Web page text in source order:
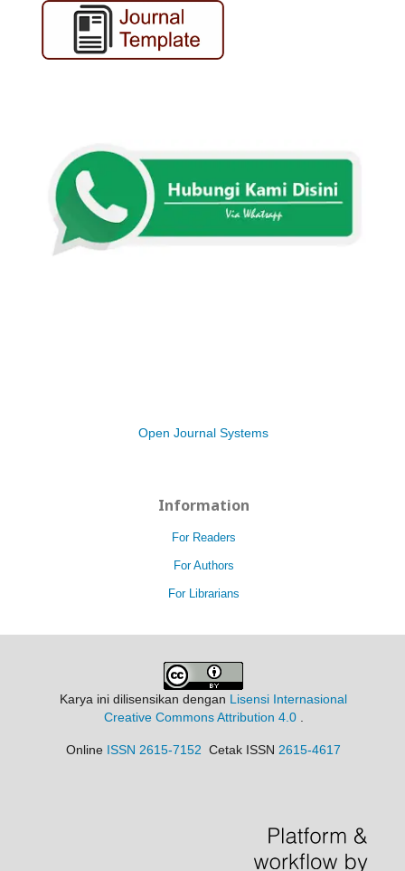
Open Journal Systems
Information
For Readers
For Authors
For Librarians
Karya ini dilisensikan dengan Lisensi Internasional
Creative Commons Attribution 4.0.
Online ISSN 2615-7152 Cetak ISSN 2615-4617